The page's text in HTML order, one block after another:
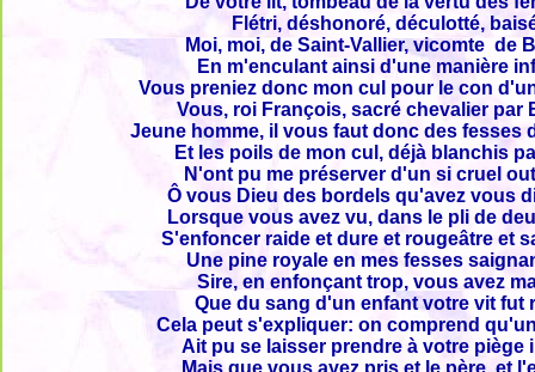
Flétri, déshonoré, déculotté,
Moi, moi, de Saint-Vallier, vicomte de
En m'enculant ainsi d'une manière
Vous preniez donc mon cul pour le con
Vous, roi François, sacré chevalier par
Jeune homme, il vous faut donc des fesses
Et les poils de mon cul, déjà blanchis
N'ont pu me préserver d'un si cruel
Ô vous Dieu des bordels qu'avez vous
Lorsque vous avez vu, dans le pli de
S'enfoncer raide et dure et rougeâtre et
Une pine royale en mes fesses
Sire, en enfonçant trop, vous avez
Que du sang d'un enfant votre vit fut
Cela peut s'expliquer: on comprend
Ait pu se laisser prendre à votre piège
Mais que vous ayez pris et le père, et